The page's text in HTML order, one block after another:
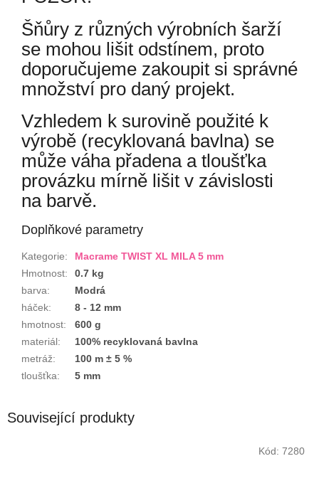
Šňůry z různých výrobních šarží
se mohou lišit odstínem, proto
doporučujeme zakoupit si správné
množství pro daný projekt.
Vzhledem k surovině použité k
výrobě (recyklovaná bavlna) se
může váha přadena a tloušťka
provázku mírně lišit v závislosti
na barvě.
Doplňkové parametry
Kategorie:
Macrame TWIST XL MILA 5 mm
Hmotnost:
0.7 kg
barva:
Modrá
háček:
8 - 12 mm
hmotnost:
600 g
materiál:
100% recyklovaná bavlna
metráž:
100 m ± 5 %
tloušťka: 5 mm
Související produkty
Kód: 7280